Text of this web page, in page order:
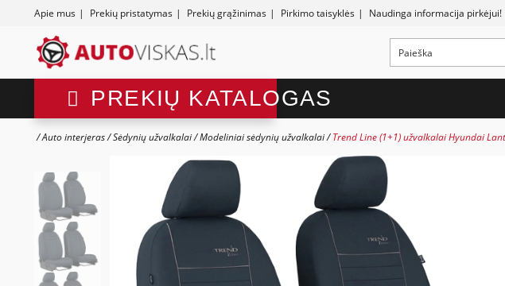
Apie mus | Prekių pristatymas | Prekių grąžinimas | Pirkimo taisyklės | Naudinga informacija pirkėjui!
PREKIŲ KATALOGAS
Auto interjeras Sėdynių užvalkalai Modeliniai sėdynių užvalkalai Trend Line (1+1) užvalkalai Hyundai